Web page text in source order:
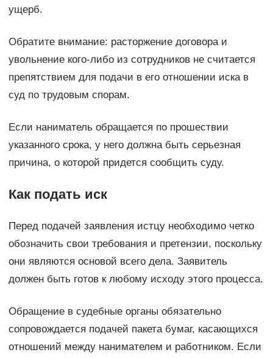
ущерб.
Обратите внимание: расторжение договора и
увольнение кого-либо из сотрудников не считается
препятствием для подачи в его отношении иска в
суд по трудовым спорам.
Если наниматель обращается по прошествии
указанного срока, у него должна быть серьезная
причина, о которой придется сообщить суду.
Как подать иск
Перед подачей заявления истцу необходимо четко
обозначить свои требования и претензии, поскольку
они являются основой всего дела. Заявитель
должен быть готов к любому исходу этого процесса.
Обращение в судебные органы обязательно
сопровождается подачей пакета бумаг, касающихся
отношений между нанимателем и работником. Если